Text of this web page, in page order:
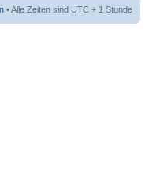
• Alle Zeiten sind UTC + 1 Stunde